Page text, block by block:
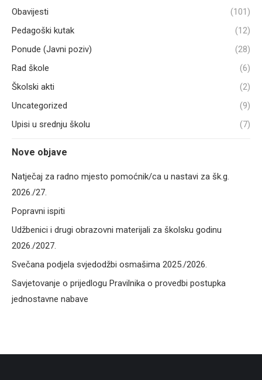
Obavijesti
(101)
Pedagoški kutak
(12)
Ponude (Javni poziv)
(28)
Rad škole
(6)
Školski akti
(2)
Uncategorized
(9)
Upisi u srednju školu
(7)
Nove objave
Natječaj za radno mjesto pomoćnik/ca u nastavi za šk.g.
2026./27.
Popravni ispiti
Udžbenici i drugi obrazovni materijali za školsku godinu
2026./2027.
Svečana podjela svjedodžbi osmašima 2025./2026.
Savjetovanje o prijedlogu Pravilnika o provedbi postupka
jednostavne nabave